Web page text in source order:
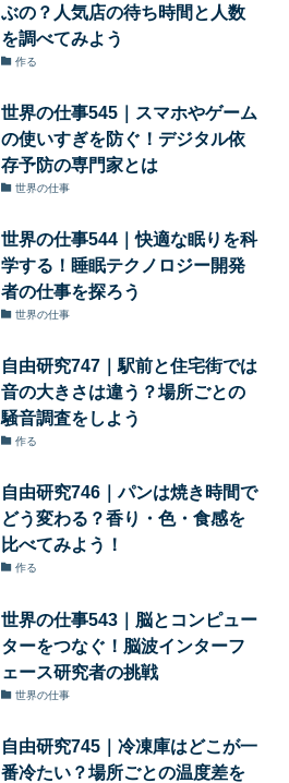
ぶの？人気店の待ち時間と人数
を調べてみよう
作る
世界の仕事545｜スマホやゲーム
の使いすぎを防ぐ！デジタル依
存予防の専門家とは
世界の仕事
世界の仕事544｜快適な眠りを科
学する！睡眠テクノロジー開発
者の仕事を探ろう
世界の仕事
自由研究747｜駅前と住宅街では
音の大きさは違う？場所ごとの
騒音調査をしよう
作る
自由研究746｜パンは焼き時間で
どう変わる？香り・色・食感を
比べてみよう！
作る
世界の仕事543｜脳とコンピュー
ターをつなぐ！脳波インターフ
ェース研究者の挑戦
世界の仕事
自由研究745｜冷凍庫はどこが一
番冷たい？場所ごとの温度差を